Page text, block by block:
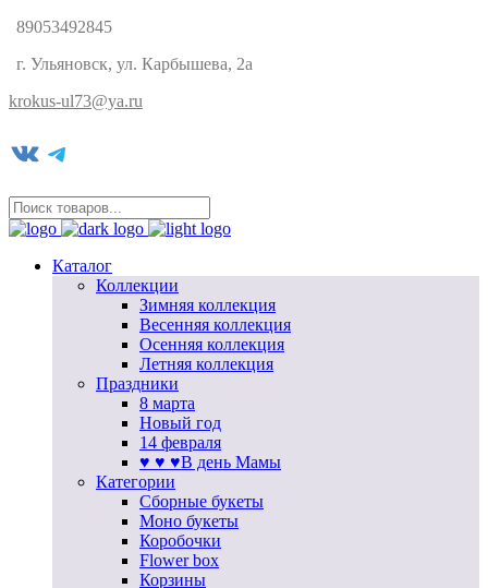
89053492845
г. Ульяновск, ул. Карбышева, 2а
krokus-ul73@ya.ru
VK Telegram
Каталог
Коллекции
Зимняя коллекция
Весенняя коллекция
Осенняя коллекция
Летняя коллекция
Праздники
8 марта
Новый год
14 февраля
♥ ♥ ♥В день Мамы
Категории
Сборные букеты
Моно букеты
Коробочки
Flower box
Корзины